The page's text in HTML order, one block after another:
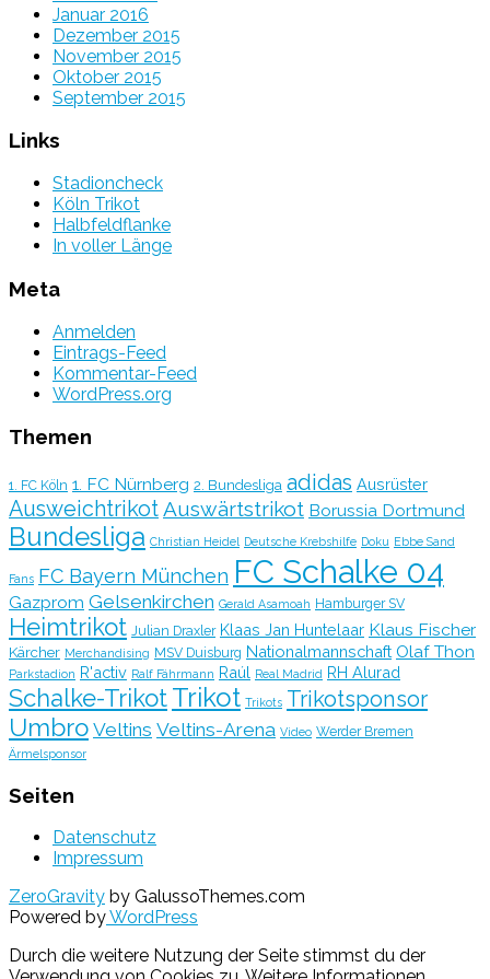
Januar 2016
Dezember 2015
November 2015
Oktober 2015
September 2015
Links
Stadioncheck
Köln Trikot
Halbfeldflanke
In voller Länge
Meta
Anmelden
Eintrags-Feed
Kommentar-Feed
WordPress.org
Themen
1. FC Köln 1. FC Nürnberg 2. Bundesliga adidas Ausrüster
AusweichtrikotAuswärtstrikot Borussia Dortmund
Bundesliga Christian Heidel Deutsche Krebshilfe Doku Ebbe Sand
Fans FC Bayern München FC Schalke 04
Gazprom Gelsenkirchen Gerald Asamoah Hamburger SV
Heimtrikot Julian Draxler Klaas Jan Huntelaar Klaus Fischer
Kärcher Merchandising MSV Duisburg Nationalmannschaft Olaf Thon
Parkstadion R'activ Ralf Fährmann Raúl Real Madrid RH Alurad
Schalke-TrikotTrikot Trikots Trikotsponsor
Umbro Veltins Veltins-Arena Video Werder Bremen
Ärmelsponsor
Seiten
Datenschutz
Impressum
ZeroGravity by GalussoThemes.com
Powered byWordPress
Durch die weitere Nutzung der Seite stimmst du der